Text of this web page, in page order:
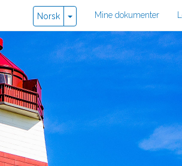
account
menu
Mine dokumenter
Norsk Toggle Dropdown